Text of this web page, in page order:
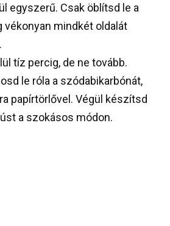
egyszerű. Csak öblítsd le a
vékonyan mindkét oldalát
tíz percig, de ne tovább.
le róla a szódabikarbónát,
papírtörlővel. Végül készítsd
a szokásos módon.